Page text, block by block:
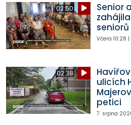
02:50
Senior
Včera 10:28 |
02:38
ulicích
petici
7. srpna